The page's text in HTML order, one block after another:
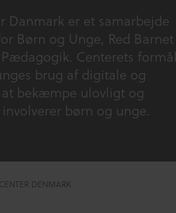
DENMARK
Danmark er et samarbejde
Børn og Unge, Red Barnet
Centerets formål
brug af digitale og
bekæmpe ulovligt og
børn og unge.